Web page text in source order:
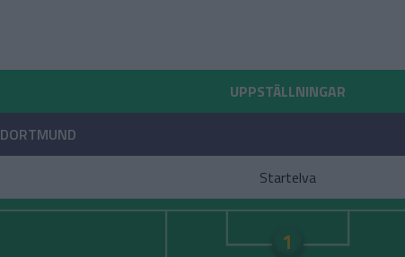
UPPSTÄLLNINGAR
DORTMUND
Startelva
1